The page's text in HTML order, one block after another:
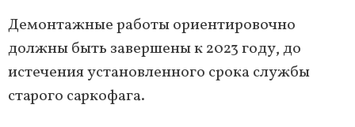
Демонтажные работы ориентировочно
должны быть завершены к 2023 году, до
истечения установленного срока службы
старого саркофага.